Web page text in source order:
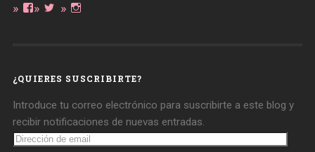
Ver Ver
Ver
¿QUIERES SUSCRIBIRTE?
Introduce tu correo electrónico para suscribirte a este blog y
recibir notificaciones de nuevas entradas.
Dirección
de